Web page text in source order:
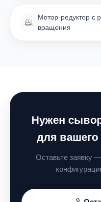
Мотор-редуктор с
вращения
Нужен
для вашего
Оставьте заявку